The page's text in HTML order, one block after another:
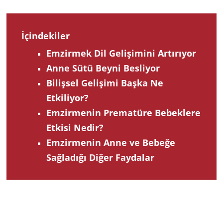
İçindekiler
Emzirmek Dil Gelişimini Artırıyor
Anne Sütü Beyni Besliyor
Bilişsel Gelişimi Başka Ne
Etkiliyor?
Emzirmenin Prematüre Bebeklere
Etkisi Nedir?
Emzirmenin Anne ve Bebeğe
Sağladığı Diğer Faydalar